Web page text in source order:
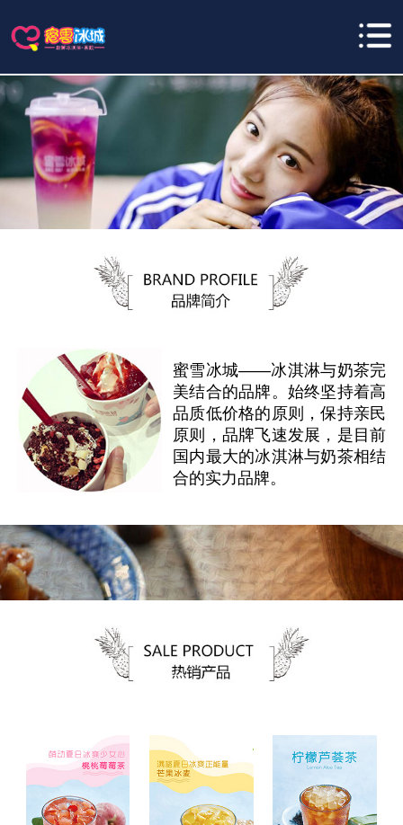
蜜雪冰城——冰淇淋与奶茶完
美结合的品牌。始终坚持着高
品质低价格的原则，保持亲民
原则，品牌飞速发展，是目前
国内最大的冰淇淋与奶茶相结
合的实力品牌。